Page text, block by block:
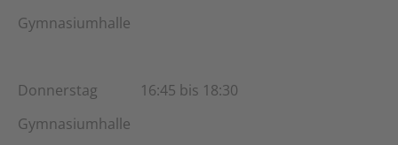
Gymnasiumhalle
Donnerstag 16:45 bis 18:30
Gymnasiumhalle